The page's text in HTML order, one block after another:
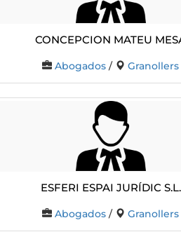
CONCEPCION MATEU
Abogados / Granollers
Esferi Espai Jurídic S.L.
Abogados / Granollers